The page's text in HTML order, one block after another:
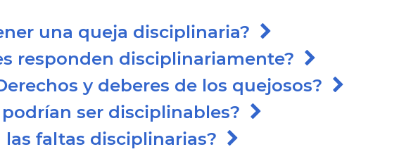
una queja disciplinaria?
responden disciplinariamente?
y deberes de los quejosos?
ser disciplinables?
faltas disciplinarias?